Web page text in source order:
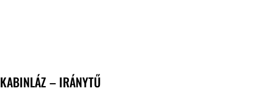
KABINLÁZ – IRÁNYTŰ